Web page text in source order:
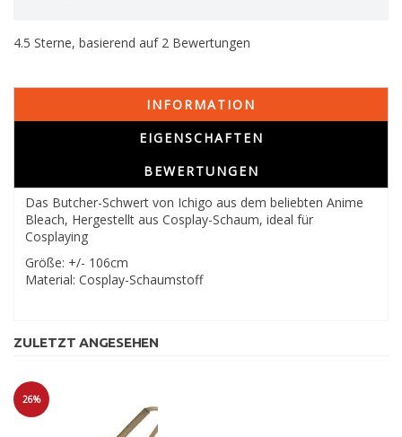
4.5 Sterne, basierend auf 2 Bewertungen
INFORMATION
EIGENSCHAFTEN
BEWERTUNGEN
Das Butcher-Schwert von Ichigo aus dem beliebten Anime
Bleach, Hergestellt aus Cosplay-Schaum, ideal für
Cosplaying
Größe: +/- 106cm
Material: Cosplay-Schaumstoff
ZULETZT ANGESEHEN
26%